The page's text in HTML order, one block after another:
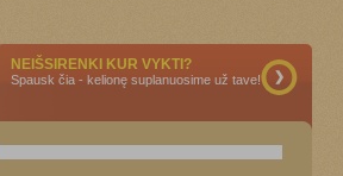
NEIŠSIRENKI KUR VYKTI?
Spausk čia - kelionę suplanuosime už tave!